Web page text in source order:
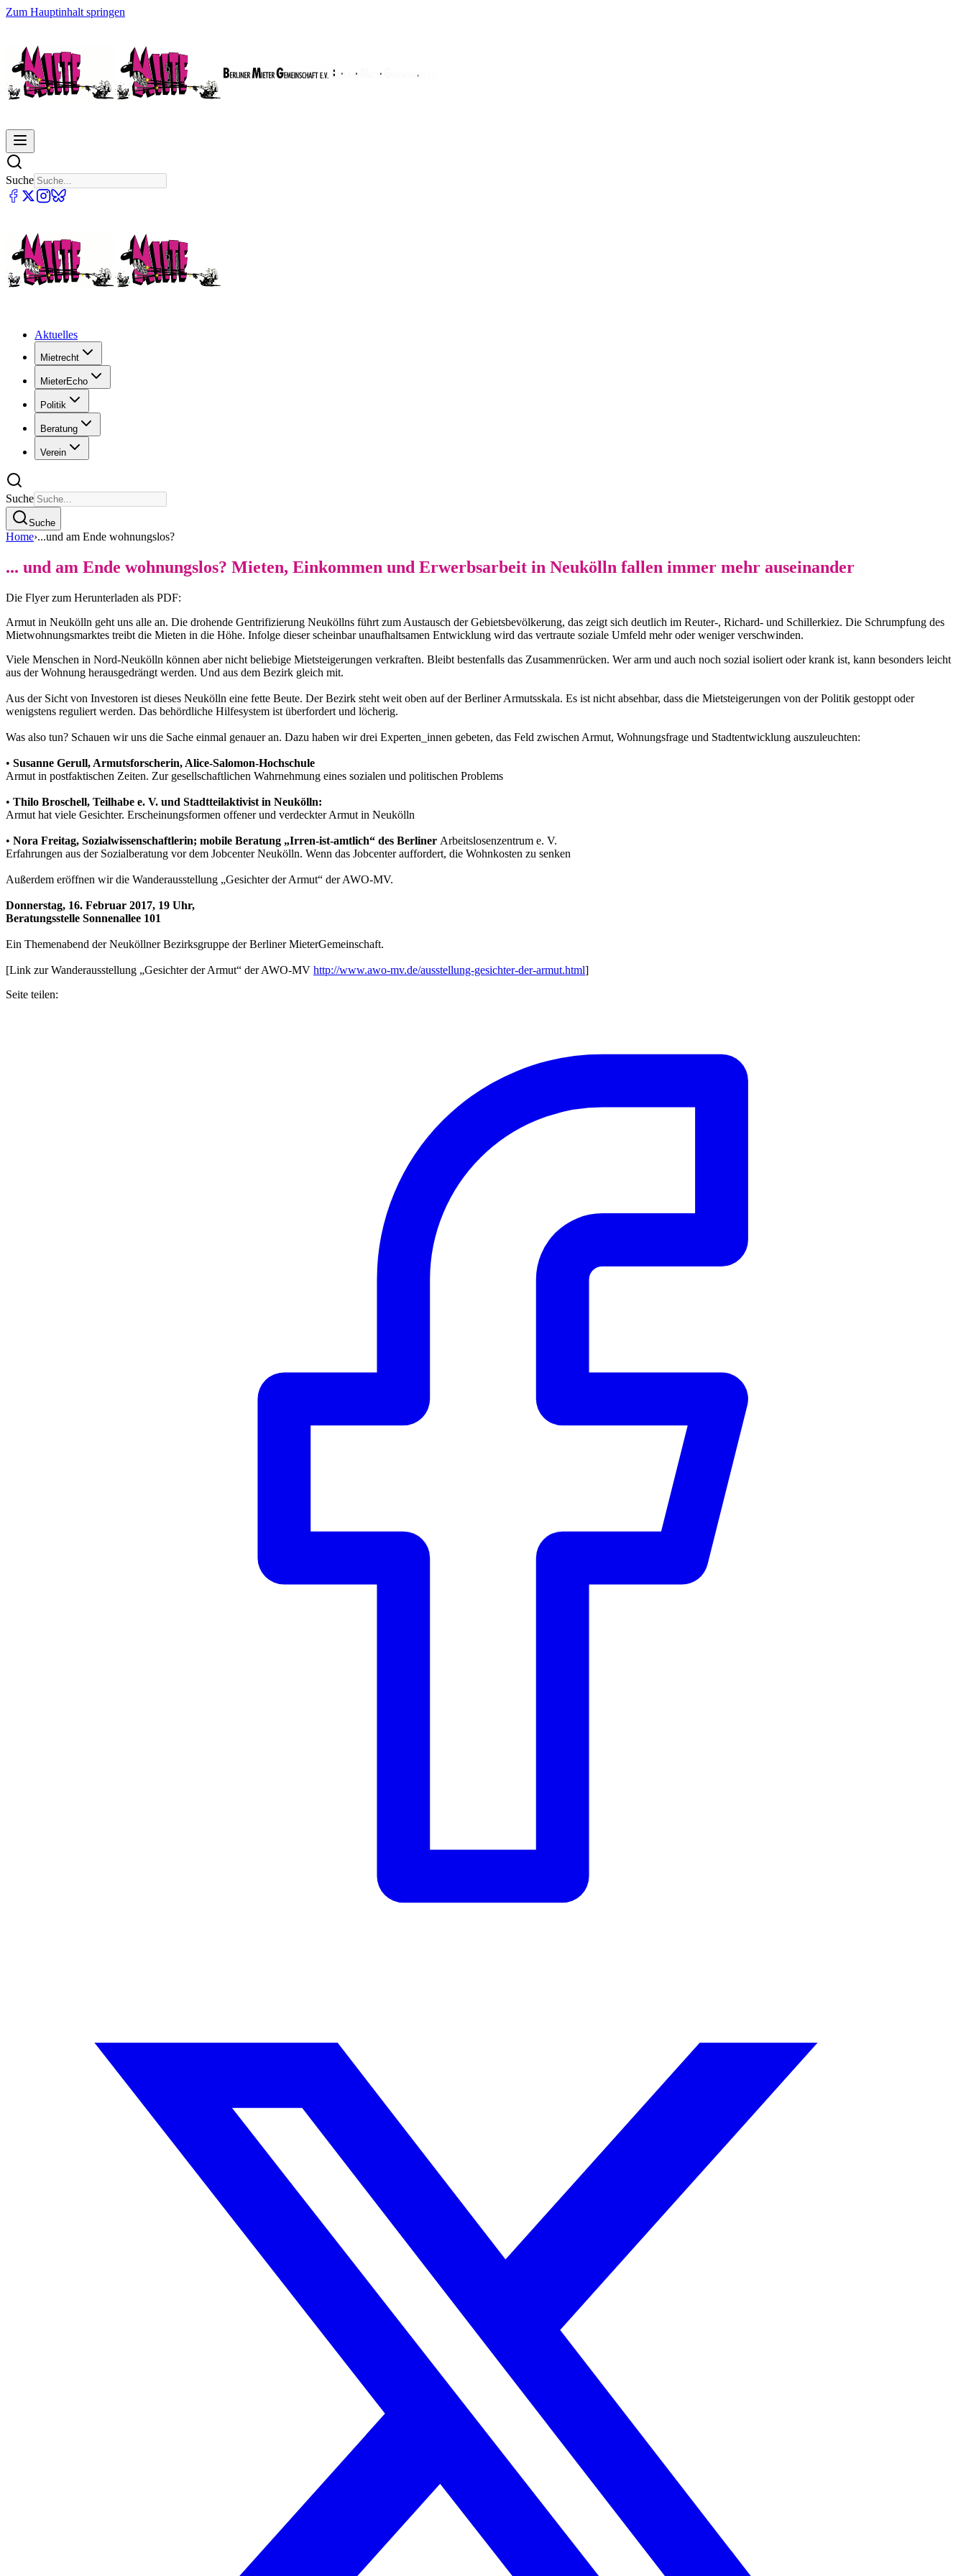
Zum Hauptinhalt springen
Suche
Aktuelles
Mietrecht
MieterEcho
Politik
Beratung
Verein
Suche
Suche
Home›...und am Ende wohnungslos?
... und am Ende wohnungslos? Mieten, Einkommen und Erwerbsarbeit in Neukölln fallen immer mehr auseinander
Die Flyer zum Herunterladen als PDF:
Armut in Neukölln geht uns alle an. Die drohende Gentrifizierung Neuköllns führt zum Austausch der Gebietsbevölkerung, das zeigt sich deutlich im Reuter-, Richard- und Schillerkiez. Die Schrumpfung des
Mietwohnungsmarktes treibt die Mieten in die Höhe. Infolge dieser scheinbar unaufhaltsamen Entwicklung wird das vertraute soziale Umfeld mehr oder weniger verschwinden.
Viele Menschen in Nord-Neukölln können aber nicht beliebige Mietsteigerungen verkraften. Bleibt bestenfalls das Zusammenrücken. Wer arm und auch noch sozial isoliert oder krank ist, kann besonders leicht
aus der Wohnung herausgedrängt werden. Und aus dem Bezirk gleich mit.
Aus der Sicht von Investoren ist dieses Neukölln eine fette Beute. Der Bezirk steht weit oben auf der Berliner Armutsskala. Es ist nicht absehbar, dass die Mietsteigerungen von der Politik gestoppt oder
wenigstens reguliert werden. Das behördliche Hilfesystem ist überfordert und löcherig.
Was also tun? Schauen wir uns die Sache einmal genauer an. Dazu haben wir drei Experten_innen gebeten, das Feld zwischen Armut, Wohnungsfrage und Stadtentwicklung auszuleuchten:
• Susanne Gerull, Armutsforscherin, Alice-Salomon-Hochschule
Armut in postfaktischen Zeiten. Zur gesellschaftlichen Wahrnehmung eines sozialen und politischen Problems
• Thilo Broschell, Teilhabe e. V. und Stadtteilaktivist in Neukölln:
Armut hat viele Gesichter. Erscheinungsformen offener und verdeckter Armut in Neukölln
• Nora Freitag, Sozialwissenschaftlerin; mobile Beratung „Irren-ist-amtlich“ des Berliner Arbeitslosenzentrum e. V.
Erfahrungen aus der Sozialberatung vor dem Jobcenter Neukölln. Wenn das Jobcenter auffordert, die Wohnkosten zu senken
Außerdem eröffnen wir die Wanderausstellung „Gesichter der Armut“ der AWO-MV.
Donnerstag, 16. Februar 2017, 19 Uhr,
Beratungsstelle Sonnenallee 101
Ein Themenabend der Neuköllner Bezirksgruppe der Berliner MieterGemeinschaft.
[Link zur Wanderausstellung „Gesichter der Armut“ der AWO-MV http://www.awo-mv.de/ausstellung-gesichter-der-armut.html]
Seite teilen: